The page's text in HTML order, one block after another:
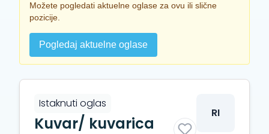
Možete pogledati aktuelne oglase za ovu ili slične
pozicije.
Pogledaj aktuelne oglase
Istaknuti oglas
Kuvar/ kuvarica
RI